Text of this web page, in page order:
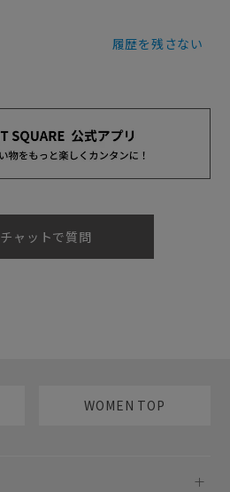
履歴を残さない
チャットで質問
WOMEN TOP